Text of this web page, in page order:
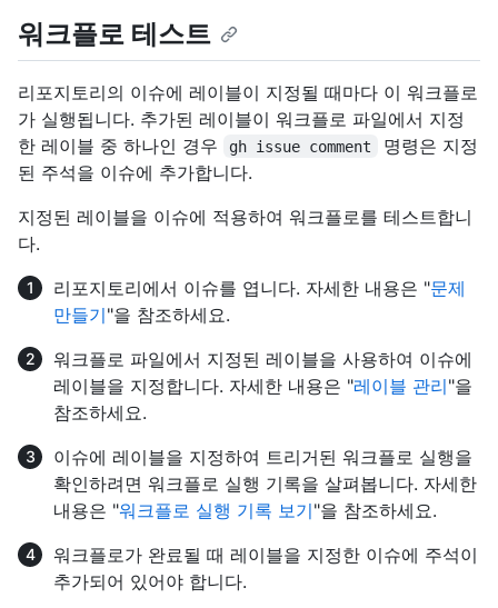
워크플로 테스트
리포지토리의 이슈에 레이블이 지정될 때마다 이 워크플로
가 실행됩니다. 추가된 레이블이 워크플로 파일에서 지정
한 레이블 중 하나인 경우
gh issue comment
명령은 지정
된 주석을 이슈에 추가합니다.
지정된 레이블을 이슈에 적용하여 워크플로를 테스트합니
다.
리포지토리에서 이슈를 엽니다. 자세한 내용은 "문제
만들기"을 참조하세요.
워크플로 파일에서 지정된 레이블을 사용하여 이슈에
레이블을 지정합니다. 자세한 내용은 "레이블 관리"을
참조하세요.
이슈에 레이블을 지정하여 트리거된 워크플로 실행을
확인하려면 워크플로 실행 기록을 살펴봅니다. 자세한
내용은 "워크플로 실행 기록 보기"을 참조하세요.
워크플로가 완료될 때 레이블을 지정한 이슈에 주석이
추가되어 있어야 합니다.